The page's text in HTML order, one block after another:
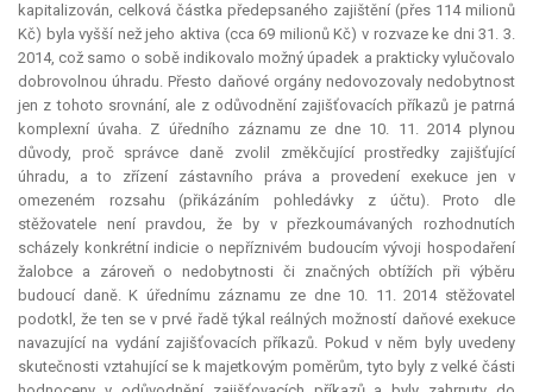
kapitalizován, celková částka předepsaného zajištění (přes 114 milionů
Kč) byla vyšší než jeho aktiva (cca 69 milionů Kč) v rozvaze ke dni 31. 3.
2014, což samo o sobě indikovalo možný úpadek a prakticky vylučovalo
dobrovolnou úhradu. Přesto daňové orgány nedovozovaly nedobytnost
jen z tohoto srovnání, ale z odůvodnění zajišťovacích příkazů je patrná
komplexní úvaha. Z úředního záznamu ze dne 10. 11. 2014 plynou
důvody, proč správce daně zvolil změkčující prostředky zajišťující
úhradu, a to zřízení zástavního práva a provedení exekucejen v
omezeném rozsahu (přikázáním pohledávky z účtu). Proto dle
stěžovatele není pravdou, že by v přezkoumávaných rozhodnutích
scházely konkrétníindicie o nepříznivém budoucím vývoji hospodaření
žalobce a zároveň o nedobytnosti či značných obtížích při výběru
budoucí daně. K úřednímu záznamu ze dne 10. 11. 2014 stěžovatel
podotkl, že ten se v prvé řadě týkal reálných možností daňové exekuce
navazující na vydání zajišťovacích příkazů. Pokud v něm byly uvedeny
skutečnosti vztahující se k majetkovým poměrům, tyto byly z velké části